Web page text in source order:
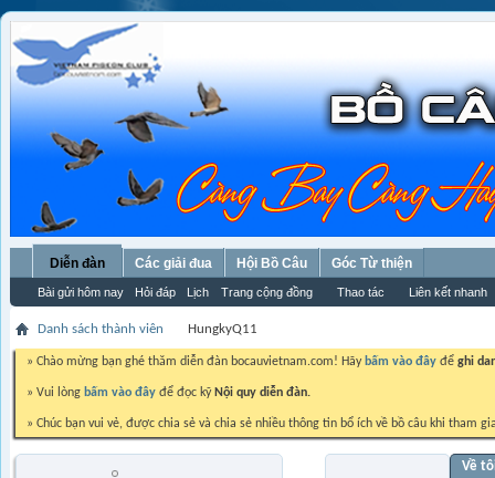
Diễn đàn
Bài gửi hôm nay Hỏi đáp Lịch Trang cộng đồng Thao tác Liên kết nhanh
Các giải đua Hội Bồ Câu Góc Từ thiện
Danh sách thành viên HungkyQ11
» Chào mừng bạn ghé thăm diễn đàn bocauvietnam.com! Hãy bấm vào đây để ghi
» Vui lòng bấm vào đây để đọc kỹ Nội quy diễn đàn.
» Chúc bạn vui vẻ, được chia sẻ và chia sẻ nhiều thông tin bổ ích về bồ câu khi tham
Về